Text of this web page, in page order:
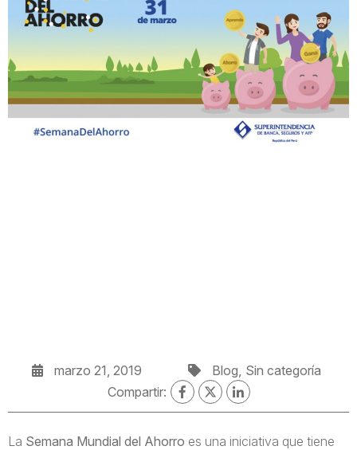
marzo 21, 2019 Blog Sin categoría
Compartir:
La Semana Mundial del Ahorro es una iniciativa que tiene